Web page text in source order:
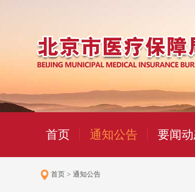
首页 通知公告 要闻
首页 > 通知公告